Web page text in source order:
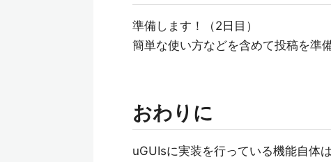
準備します！（2日目）
簡単な使い方などを含めて投稿を準
おわりに
uGUIsに実装を行っている機能自体